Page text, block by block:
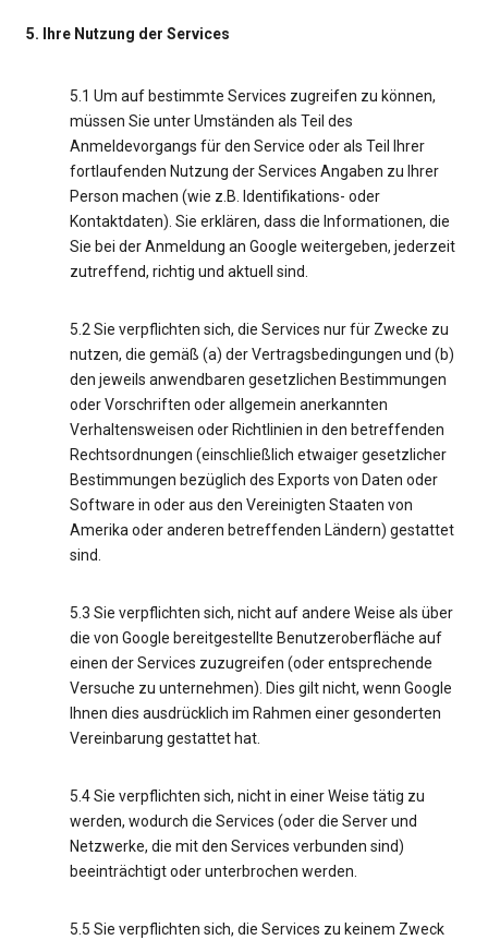
5. Ihre Nutzung der Services
5.1 Um auf bestimmte Services zugreifen zu können,
müssen Sie unter Umständen als Teil des
Anmeldevorgangs für den Service oder als Teil Ihrer
fortlaufenden Nutzung der Services Angaben zu Ihrer
Person machen (wie z.B. Identifikations- oder
Kontaktdaten). Sie erklären, dass die Informationen, die
Sie bei der Anmeldung an Google weitergeben, jederzeit
zutreffend, richtig und aktuell sind.
5.2 Sie verpflichten sich, die Services nur für Zwecke zu
nutzen, die gemäß (a) der Vertragsbedingungen und (b)
den jeweils anwendbaren gesetzlichen Bestimmungen
oder Vorschriften oder allgemein anerkannten
Verhaltensweisen oder Richtlinien in den betreffenden
Rechtsordnungen (einschließlich etwaiger gesetzlicher
Bestimmungen bezüglich des Exports von Daten oder
Software in oder aus den Vereinigten Staaten von
Amerika oder anderen betreffenden Ländern) gestattet
sind.
5.3 Sie verpflichten sich, nicht auf andere Weise als über
die von Google bereitgestellte Benutzeroberfläche auf
einen der Services zuzugreifen (oder entsprechende
Versuche zu unternehmen). Dies gilt nicht, wenn Google
Ihnen dies ausdrücklich im Rahmen einer gesonderten
Vereinbarung gestattet hat.
5.4 Sie verpflichten sich, nicht in einer Weise tätig zu
werden, wodurch die Services (oder die Server und
Netzwerke, die mit den Services verbunden sind)
beeinträchtigt oder unterbrochen werden.
5.5 Sie verpflichten sich, die Services zu keinem Zweck